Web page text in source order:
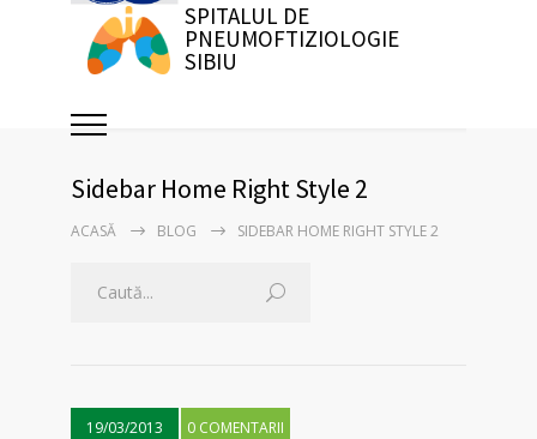
SPITALUL DE
PNEUMOFTIZIOLOGIE
SIBIU
Sidebar Home Right Style 2
ACASĂ BLOG SIDEBAR HOME RIGHT STYLE 2
19/03/2013 0 COMENTARII